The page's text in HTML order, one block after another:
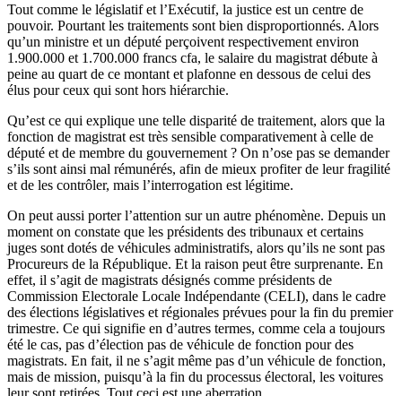
Tout comme le législatif et l’Exécutif, la justice est un centre de
pouvoir. Pourtant les traitements sont bien disproportionnés. Alors
qu’un ministre et un député perçoivent respectivement environ
1.900.000 et 1.700.000 francs cfa, le salaire du magistrat débute à
peine au quart de ce montant et plafonne en dessous de celui des
élus pour ceux qui sont hors hiérarchie.
Qu’est ce qui explique une telle disparité de traitement, alors que la
fonction de magistrat est très sensible comparativement à celle de
député et de membre du gouvernement ? On n’ose pas se demander
s’ils sont ainsi mal rémunérés, afin de mieux profiter de leur fragilité
et de les contrôler, mais l’interrogation est légitime.
On peut aussi porter l’attention sur un autre phénomène. Depuis un
moment on constate que les présidents des tribunaux et certains
juges sont dotés de véhicules administratifs, alors qu’ils ne sont pas
Procureurs de la République. Et la raison peut être surprenante. En
effet, il s’agit de magistrats désignés comme présidents de
Commission Electorale Locale Indépendante (CELI), dans le cadre
des élections législatives et régionales prévues pour la fin du premier
trimestre. Ce qui signifie en d’autres termes, comme cela a toujours
été le cas, pas d’élection pas de véhicule de fonction pour des
magistrats. En fait, il ne s’agit même pas d’un véhicule de fonction,
mais de mission, puisqu’à la fin du processus électoral, les voitures
leur sont retirées. Tout ceci est une aberration.